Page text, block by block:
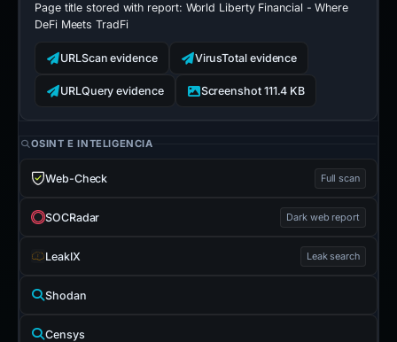
Page title stored with report: World Liberty Financial - Where
DeFi Meets TradFi
URLScan evidence VirusTotal evidence
URLQuery evidence Screenshot 111.4 KB
OSINT E INTELIGENCIA
Web-Check Full scan
SOCRadar Dark web report
LeakIX Leak search
Shodan
Censys